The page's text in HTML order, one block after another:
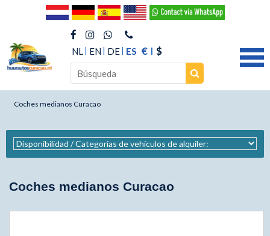
NL EN DE ES € $
Coches medianos Curacao
Coches medianos Curacao